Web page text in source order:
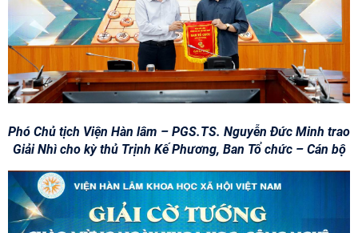
Phó Chủ tịch Viện Hàn lâm – PGS.TS. Nguyễn Đức Minh trao
Giải Nhì cho kỳ thủ Trịnh Kế Phương, Ban Tổ chức – Cán bộ